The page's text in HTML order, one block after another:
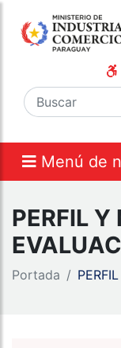
Menú de
PERFIL Y
Portada